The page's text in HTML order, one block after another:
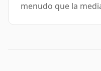
menudo que la